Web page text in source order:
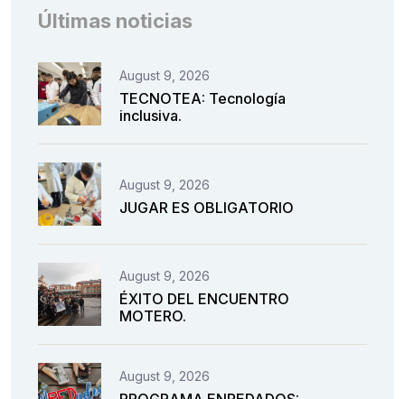
Últimas noticias
August 9, 2026
TECNOTEA: Tecnología
inclusiva.
August 9, 2026
JUGAR ES OBLIGATORIO
August 9, 2026
ÉXITO DEL ENCUENTRO
MOTERO.
August 9, 2026